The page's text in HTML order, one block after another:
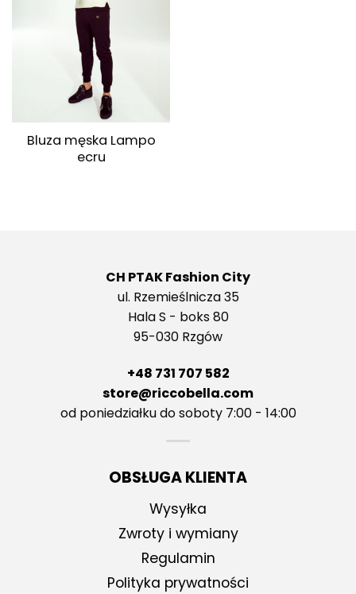
Bluza męska Lampo
ecru
CH PTAK Fashion City
ul. Rzemieślnicza 35
Hala S - boks 80
95-030 Rzgów
+48 731 707 582
store@riccobella.com
od poniedziałku do soboty 7:00 - 14:00
OBSŁUGA KLIENTA
Wysyłka
Zwroty i wymiany
Regulamin
Polityka prywatności